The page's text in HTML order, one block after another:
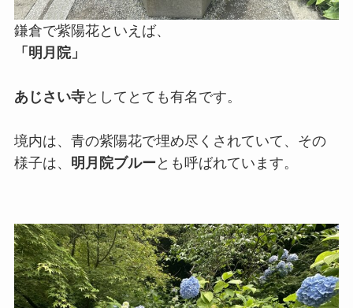
鎌倉で紫陽花といえば、
「明月院」
あじさい寺としてとても有名です。
境内は、青の紫陽花で埋め尽くされていて、その
様子は、 明月院ブルー とも呼ばれています。